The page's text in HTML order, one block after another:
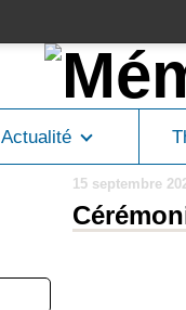
Actualité
15 septembre